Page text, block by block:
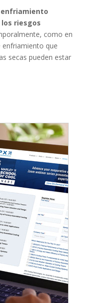
los riesgos
como en
enfriamiento que
secas pueden estar